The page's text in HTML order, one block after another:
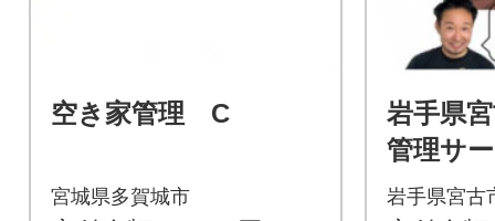
空き家管理 C
宮城県多賀城市
岩手県
管理サ
岩手県宮古